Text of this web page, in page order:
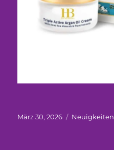
Veröffentlicht
März 30, 2026 Kategorien
Neuigkeiten